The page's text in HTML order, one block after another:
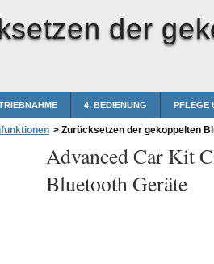
der
4. BEDIENUNG PFLEGE
> Zurücksetzen der gekoppelten
Advanced Car Kit
Bluetooth Geräte